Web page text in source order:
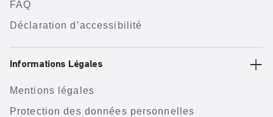
FAQ
Déclaration d’accessibilité
Informations Légales
Mentions légales
Protection des données personnelles